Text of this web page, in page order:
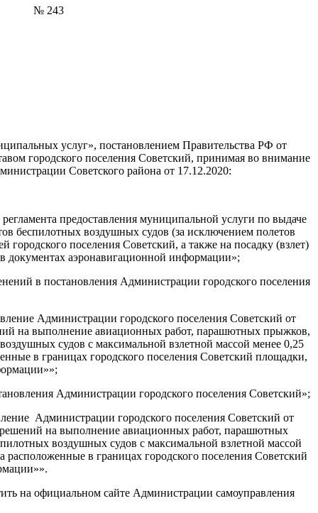
услуг», постановлением Правительства РФ от
городского поселения Советский, принимая во внимание
Советского района от 17.12.2020:
предоставления муниципальной услуги по выдаче
беспилотных воздушных судов (за исключением полетов
поселения Советский, а также на посадку (взлет)
документах аэронавигационной информации»;
в постановления Администрации городского поселения
Администрации городского поселения Советский от
на выполнение авиационных работ, парашютных прыжков,
судов с максимальной взлетной массой менее 0,25
в границах городского поселения Советский площадки,
Администрации городского поселения Советский»;
Администрации городского поселения Советский от
на выполнение авиационных работ, парашютных
воздушных судов с максимальной взлетной массой
расположенные в границах городского поселения Советский
информации»».
на официальном сайте Администрации самоуправления